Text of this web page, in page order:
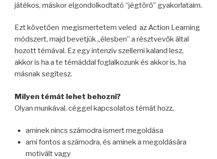
játékos, máskor elgondolkodtató “jégtörő” gyakorlataim.
Ezt követően megismertetem veled az Action Learning
módszert, majd bevetjük „élesben” a résztvevők által
hozott témával. Ez egy intenzív szellemi kaland lesz,
akkor is ha a te témáddal foglalkozunk és akkor is, ha
másnak segítesz.
Milyen témát lehet behozni?
Olyan munkával, céggel kapcsolatos témát hozz,
aminek nincs számodra ismert megoldása
ami fontos a számodra, és aminek a megoldására
motivált vagy